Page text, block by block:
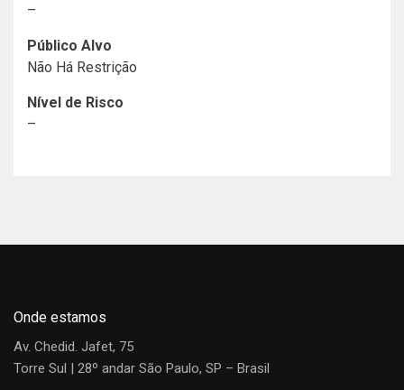
–
Público Alvo
Não Há Restrição
Nível de Risco
–
(R$)
Desde o início
Onde estamos
Av. Chedid. Jafet, 75
Torre Sul | 28º andar São Paulo, SP – Brasil